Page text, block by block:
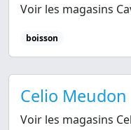
Voir les magasins
boisson
Celio Meudon
Voir les magasins